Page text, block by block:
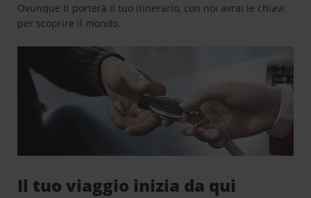
Ovunque ti porterà il tuo itinerario, con noi avrai le chiavi
per scoprire il mondo.
Il tuo viaggio inizia da qui